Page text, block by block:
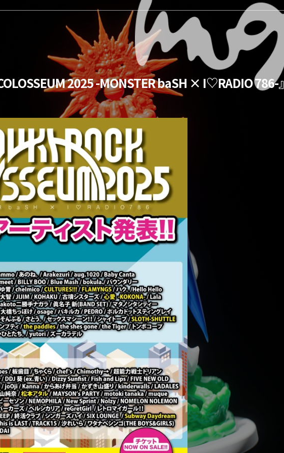
2025 -MONSTER baSH × I♡RADIO 786-』